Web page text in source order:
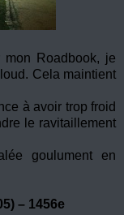
Roadbook, je
Cela maintient
à avoir trop froid
le ravitaillement
goulument en
– 1456e